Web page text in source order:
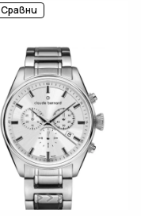
Сравни